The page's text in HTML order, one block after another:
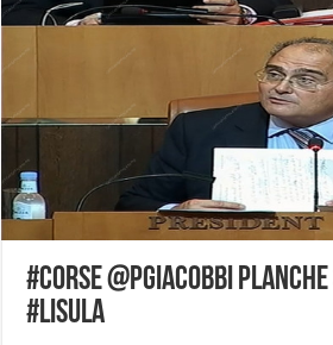
#corse @PGiacobbi
#Lisula